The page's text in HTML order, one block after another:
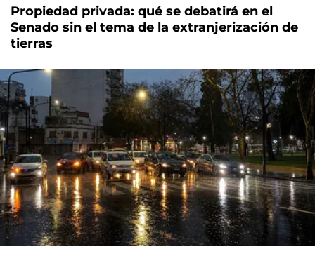
Propiedad privada: qué se debatirá en el
Senado sin el tema de la extranjerización de
tierras